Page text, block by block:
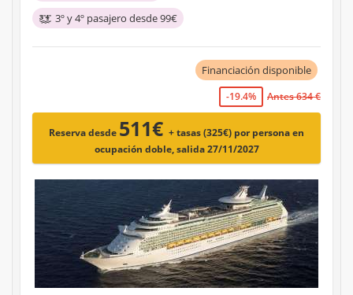
3º y 4º pasajero desde 99€
Financiación disponible
-19.4% Antes 634 €
Reserva desde 511€ + tasas (325€) por persona en
ocupación doble, salida 27/11/2027